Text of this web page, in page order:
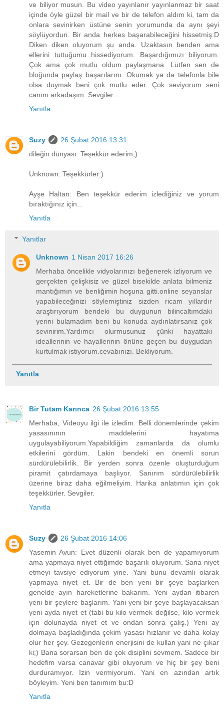
ve biliyor musun. Bu video yayınlanır yayınlanmaz bir saat
içinde öyle güzel bir mail ve bir de telefon aldım ki, tam da
onlara sevinirken üstüne senin yorumunda da aynı şeyi
söylüyordun. Bir anda herkes başarabileceğini hissetmiş:D
Diken diken oluyorum şu anda. Uzaktasın benden ama
ellerini tuttuğumu hissediyorum. Başardığımızı biliyorum.
Çok ama çok mutlu oldum paylaşmana. Lütfen sen de
bloğunda paylaş başarılarını. Okumak ya da telefonla bile
olsa duymak beni çok mutlu eder. Çok seviyorum seni
canım arkadaşım. Sevgiler...
Yanıtla
Suzy
26 Şubat 2016 13:31
dileğin dünyası: Teşekkür ederim;)
Unknown: Teşekkürler:)
Ayşe Haltan: Ben teşekkür ederim izlediğiniz ve yorum
bıraktığınız için...
Yanıtla
Yanıtlar
Unknown 1 Nisan 2017 16:26
Merhaba öncelikle vidyolarınızı beğenerek izliyorum ve
gerçekten çelişkisiz ve güzel bisekilde anlata bilmeniz
mantığımın ve benliğimin hoşuna gitti.online seyanslar
yapabileceğinizi söylemiştiniz sizden ricam yıllardır
araştırıyorum bendeki bu duygunun bilincaltımdaki
yerini bulamadım beni bu konuda aydınlatırsanız çok
sevinirim.Yardımcı olurmusunuz çünki hayattaki
ideallerinin ve hayallerinin önüne geçen bu duygudan
kurtulmak istiyorum.cevabınızı. Bekliyorum.
Yanıtla
Bir Tutam Karınca 26 Şubat 2016 13:55
Merhaba, Videoyu ilgi ile izledim. Belli dönemlerinde çekim
yasasınının maddelerini hayatıma
uygulayabiliyorum.Yapabildiğim zamanlarda da olumlu
etkilerini gördüm. Lakin bendeki en önemli sorun
sürdürülebilirlik. Bir yerden sonra özenle oluşturduğum
piramit çatırdamaya başlıyor. Sanırım sürdürülebilirlik
üzerine biraz daha eğilmeliyim. Harika anlatımın için çok
teşekkürler. Sevgiler.
Yanıtla
Suzy
26 Şubat 2016 14:06
Yasemin Avun: Evet düzenli olarak ben de yapamıyorum
ama yapmaya niyet ettiğimde başarılı oluyorum. Sana niyet
etmeyi tavsiye ediyorum yine. Yani bunu devamlı olarak
yapmaya niyet et. Bir de ben yeni bir şeye başlarken
genelde ayın hareketlerine bakarım. Yeni aydan itibaren
yeni bir şeylere başlarım. Yani yeni bir şeye başlayacaksan
yeni ayda niyet et (tabi bu kilo vermek değilse, kilo vermek
için dolunayda niyet et ve ondan sonra çalış.) Yeni ay
dolmaya başladığında çekim yasası hızlanır ve daha kolay
olur her şey. Gezegenlerin enerjisini de kullan yani ne çıkar
ki;) Bana sorarsan ben de çok disiplini sevmem. Sadece bir
hedefim varsa canavar gibi oluyorum ve hiç bir şey beni
durduramıyor. İzin vermiyorum. Yani en azından artık
böyleyim. Yeni ben tanımım bu:D
Yanıtla